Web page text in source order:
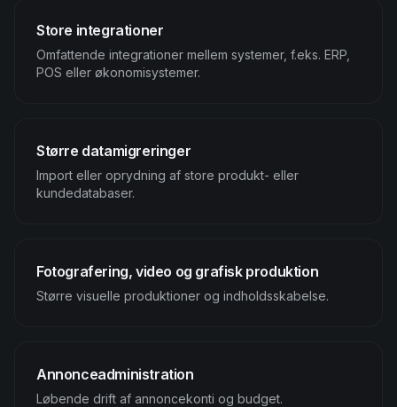
Store integrationer
Omfattende integrationer mellem systemer, f.eks. ERP,
POS eller økonomisystemer.
Større datamigreringer
Import eller oprydning af store produkt- eller
kundedatabaser.
Fotografering, video og grafisk produktion
Større visuelle produktioner og indholdsskabelse.
Annonceadministration
Løbende drift af annoncekonti og budget.